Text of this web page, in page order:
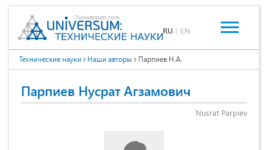
RU | EN
Технические науки Наши авторы Парпиев Н.А.
Парпиев Нусрат Агзамович
Nusrat Parpiev